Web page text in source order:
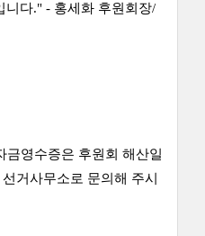
니다." - 홍세화 후원회장/
금영수증은 후원회 해산일
거사무소로 문의해 주시